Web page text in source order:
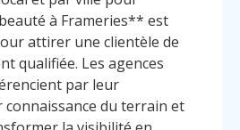
à Frameries** est
attirer une clientèle de
qualifiée. Les agences
par leur
du terrain et